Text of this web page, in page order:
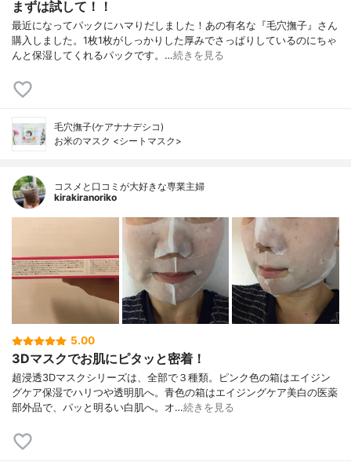
まずは試して！！
最近になってパックにハマりだしました！あの有名な『毛穴撫子』さん
購入しました。1枚1枚がしっかりした厚みでさっぱりしているのにちゃ
んと保湿してくれるパックです。…続きを見る
毛穴撫子(ケアナナデシコ)
お米のマスク <シートマスク>
コスメと口コミが大好きな専業主婦
kirakiranoriko
5.00
3Dマスクでお肌にピタッと密着！
超浸透3Dマスクシリーズは、全部で３種類。ピンク色の箱はエイジン
グケア保湿でハリつや透明肌へ。青色の箱はエイジングケア美白の医薬
部外品で、パッと明るい白肌へ。オ…続きを見る